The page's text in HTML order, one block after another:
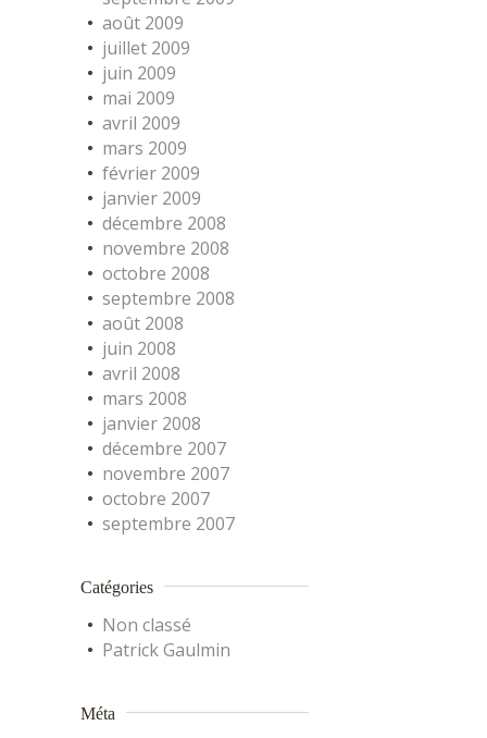
août 2009
juillet 2009
juin 2009
mai 2009
avril 2009
mars 2009
février 2009
janvier 2009
décembre 2008
novembre 2008
octobre 2008
septembre 2008
août 2008
juin 2008
avril 2008
mars 2008
janvier 2008
décembre 2007
novembre 2007
octobre 2007
septembre 2007
Catégories
Non classé
Patrick Gaulmin
Méta